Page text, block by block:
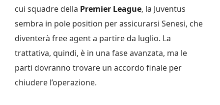
cui squadre della Premier League, la Juventus
sembra in pole position per assicurarsi Senesi, che
diventerà free agent a partire da luglio. La
trattativa, quindi, è in una fase avanzata, ma le
parti dovranno trovare un accordo finale per
chiudere l’operazione.